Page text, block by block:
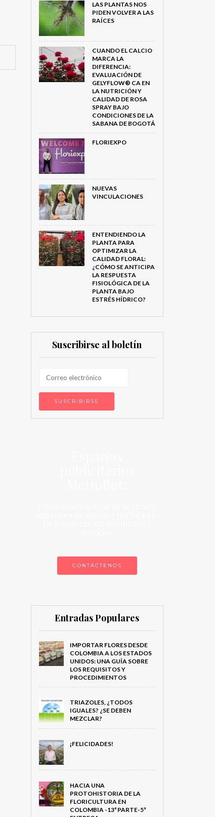
LAS PLANTAS NOS
PIDEN VOLVER A LAS
RAÍCES
CUANDO EL CALCIO
MARCA LA
DIFERENCIA:
EVALUACIÓN DE
GELYFLOW® CA EN
LA NUTRICIÓN Y
CALIDAD DE ROSA
SPRAY BAJO
CONDICIONES DE LA
SABANA DE BOGOTÁ
FLORIEXPO
NUEVAS
VINCULACIONES
ENTENDIENDO LA
PLANTA PARA
OPTIMIZAR LA
CALIDAD FLORAL:
¿CÓMO SE ANTICIPA
LA RESPUESTA
FISIOLÓGICA DE LA
PLANTA BAJO
ESTRÉS HÍDRICO?
Suscribirse al boletín
CONTÁCTENOS
Entradas Populares
IMPORTAR FLORES DESDE
COLOMBIA A LOS ESTADOS
UNIDOS: UNA GUÍA SOBRE
LOS REQUISITOS Y
PROCEDIMIENTOS
TRIAZOLES, ¿TODOS
IGUALES? ¿SE DEBEN
MEZCLAR?
¡FELICIDADES!
HACIA UNA
PROTOHISTORIA DE LA
FLORICULTURA EN
COLOMBIA -13ª PARTE-5ª